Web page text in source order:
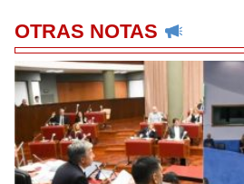
OTRAS NOTAS